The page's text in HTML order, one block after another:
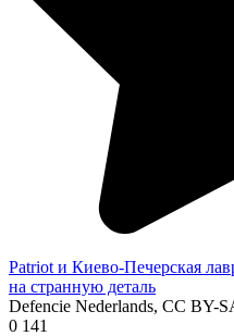
Patriot и Киево-Печерская
на странную деталь
Defencie Nederlands, CC BY-
0 141